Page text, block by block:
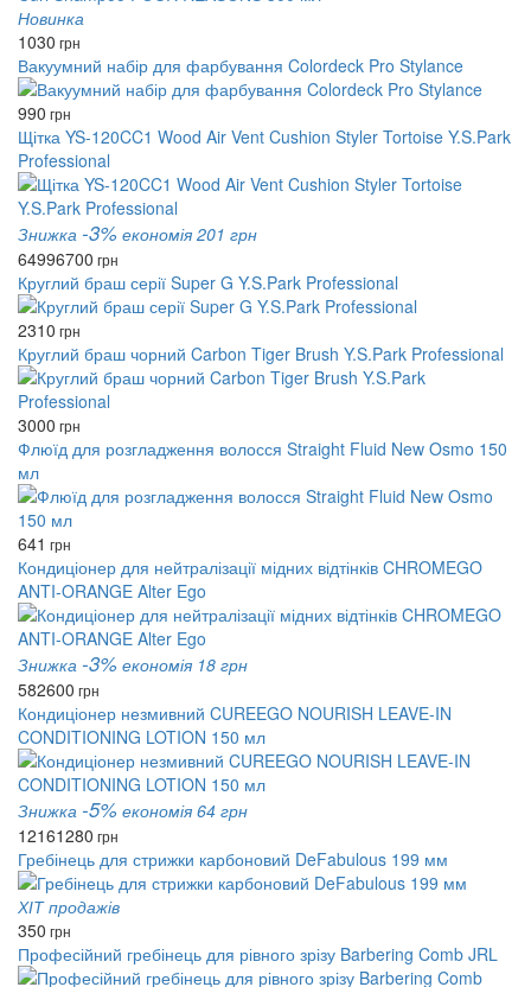
Новинка
1030 грн
Вакуумний набір для фарбування Colordeck Pro Stylance
990 грн
Щітка YS-120CC1 Wood Air Vent Cushion Styler Tortoise Y.S.Park
Professional
Знижка -3% економія 201 грн
64996700 грн
Круглий браш серії Super G Y.S.Park Professional
2310 грн
Круглий браш чорний Carbon Tiger Brush Y.S.Park Professional
3000 грн
Флюїд для розгладження волосся Straight Fluid New Osmo 150
мл
641 грн
Кондиціонер для нейтралізації мідних відтінків CHROMEGO
ANTI-ORANGE Alter Ego
Знижка -3% економія 18 грн
582600 грн
Кондиціонер незмивний CUREEGO NOURISH LEAVE-IN
CONDITIONING LOTION 150 мл
Знижка -5% економія 64 грн
12161280 грн
Гребінець для стрижки карбоновий DeFabulous 199 мм
ХІТ продажів
350 грн
Професійний гребінець для рівного зрізу Barbering Comb JRL